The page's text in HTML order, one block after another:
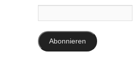
Mail-
Abonnieren